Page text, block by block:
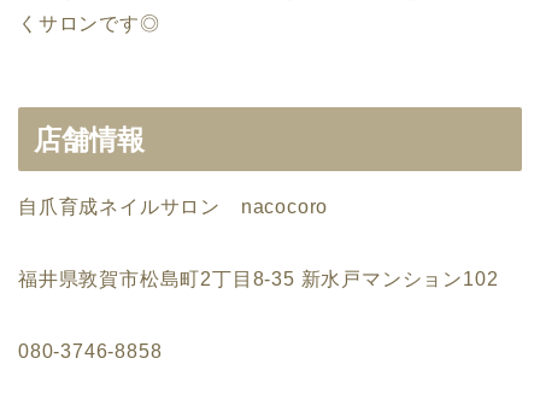
くサロンです◎
店舗情報
自爪育成ネイルサロン nacocoro
福井県敦賀市松島町2丁目8-35 新水戸マンション102
080-3746-8858